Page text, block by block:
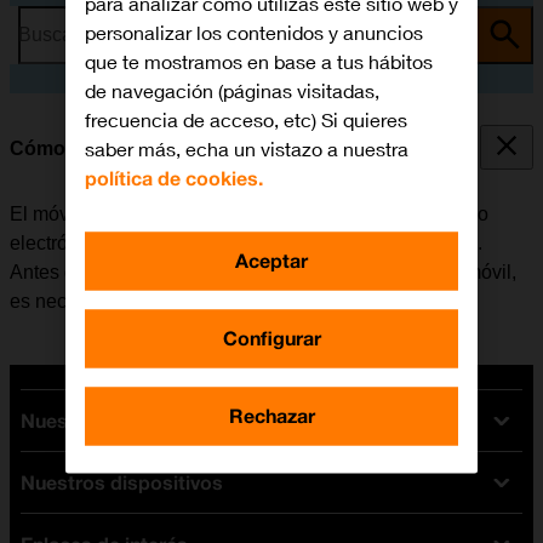
Busca por problema o tema
Cómo configurar el correo electrónico POP3
El móvil se puede configurar para enviar y recibir correo
electrónico desde varias cuentas de correo electrónico.
Antes de configurar el correo electrónico POP3 en el móvil,
es necesario
Nuestras tarifas
Tarifas Orange
Tarifas fibra y móvil
Nuestros dispositivos
personalizar los contenidos y anuncios
que te mostramos en base a tus hábitos
de navegación (páginas visitadas,
frecuencia de acceso, etc) Si quieres
saber más, echa un vistazo a nuestra
política de cookies.
Configurar
Rechazar
Aceptar